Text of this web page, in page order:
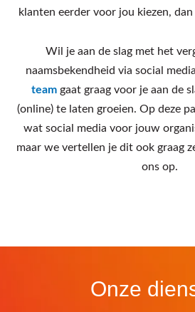
klanten eerder voor jou kiezen,
Wil je aan de slag met het
naamsbekendheid via social
team gaat graag voor je aan de
(online) te laten groeien. Op deze
wat social media voor jouw
maar we vertellen je dit ook graag
ons op.
Onze